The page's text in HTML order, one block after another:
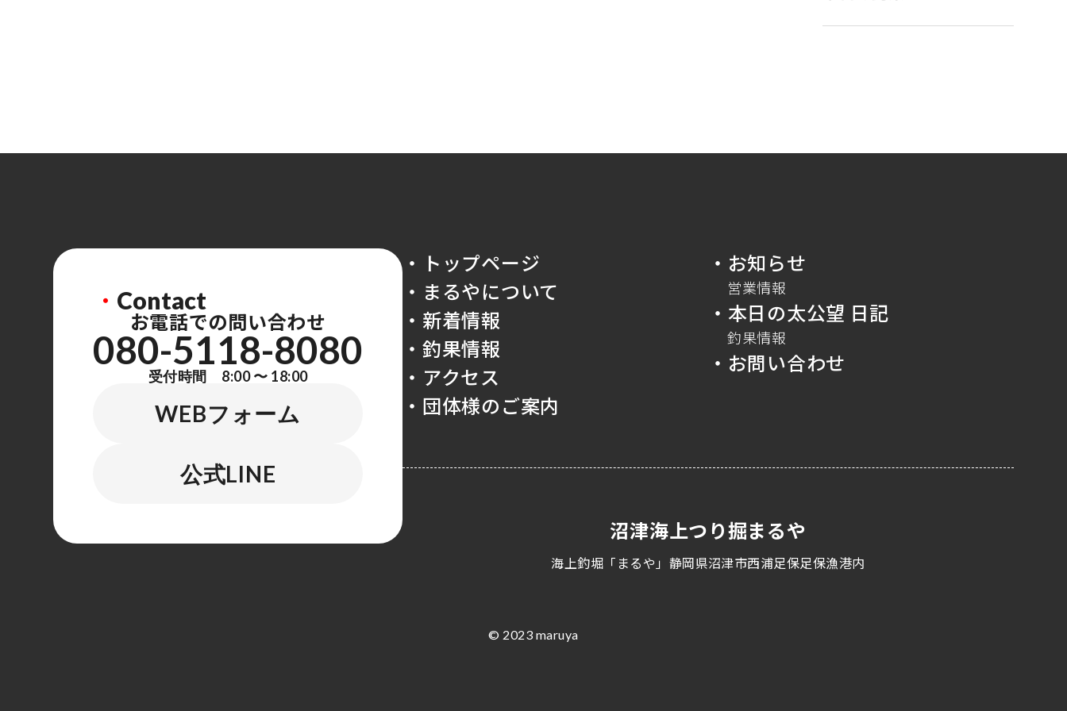
・ Contact
お電話での問い合わせ
080-5118-8080
受付時間 8:00 〜 18:00
WEBフォーム
公式LINE
・トップページ
・まるやについて
・新着情報
・釣果情報
・アクセス
・団体様のご案内
・お知らせ
営業情報
・本日の太公望 日記
釣果情報
・お問い合わせ
沼津海上つり掘まるや
海上釣堀「まるや」静岡県沼津市西浦足保足保漁港内
© 2023 maruya